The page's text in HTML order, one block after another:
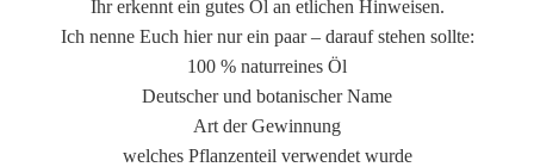
Ihr erkennt ein gutes Öl an etlichen Hinweisen.
Ich nenne Euch hier nur ein paar – darauf stehen sollte:
100 % naturreines Öl
Deutscher und botanischer Name
Art der Gewinnung
welches Pflanzenteil verwendet wurde